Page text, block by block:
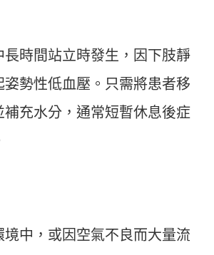
長時間站立時發生，因下肢靜
姿勢性低血壓。只需將患者移
補充水分，通常短暫休息後症
境中，或因空氣不良而大量流